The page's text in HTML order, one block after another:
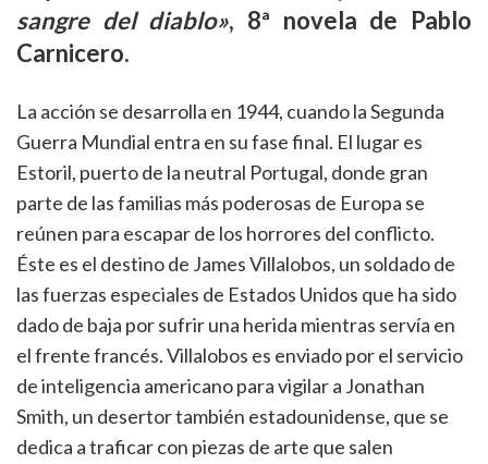
sangre del diablo», 8ª novela de Pablo
Carnicero.
La acción se desarrolla en 1944, cuando la Segunda
Guerra Mundial entra en su fase final. El lugar es
Estoril, puerto de la neutral Portugal, donde gran
parte de las familias más poderosas de Europa se
reúnen para escapar de los horrores del conflicto.
Éste es el destino de James Villalobos, un soldado de
las fuerzas especiales de Estados Unidos que ha sido
dado de baja por sufrir una herida mientras servía en
el frente francés. Villalobos es enviado por el servicio
de inteligencia americano para vigilar a Jonathan
Smith, un desertor también estadounidense, que se
dedica a traficar con piezas de arte que salen